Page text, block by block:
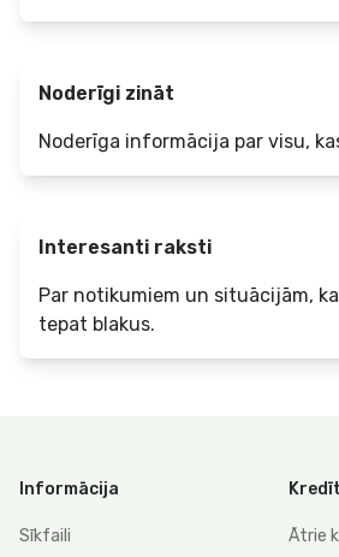
Noderīgi zināt
Noderīga informācija par visu,
Interesanti raksti
Par notikumiem un situācijām,
tepat blakus.
Informācija
Sīkfaili
Ātrie